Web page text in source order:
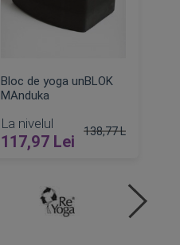
Bloc de yoga unBLOK
MAnduka
La nivelul
117,97 Lei
138,77 Lei